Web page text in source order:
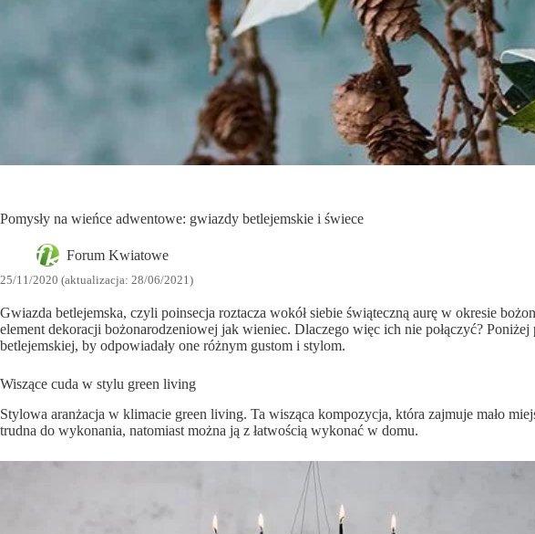
Pomysły na wieńce adwentowe: gwiazdy betlejemskie i świece
Forum Kwiatowe
25/11/2020 (aktualizacja: 28/06/2021)
Gwiazda betlejemska, czyli poinsecja roztacza wokół siebie świąteczną aurę w okresie
element dekoracji bożonarodzeniowej jak wieniec. Dlaczego więc ich nie połączyć?
betlejemskiej, by odpowiadały one różnym gustom i stylom.
Wiszące cuda w stylu green living
Stylowa aranżacja w klimacie green living. Ta wisząca kompozycja, która zajmuje mało
trudna do wykonania, natomiast można ją z łatwością wykonać w domu.